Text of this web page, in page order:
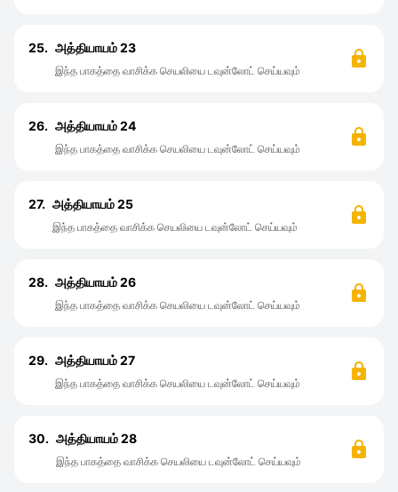
25. அத்தியாயம் 23
இந்த பாகத்தை வாசிக்க செயலியை டவுன்லோட் செய்யவும்
26. அத்தியாயம் 24
இந்த பாகத்தை வாசிக்க செயலியை டவுன்லோட் செய்யவும்
27. அத்தியாயம் 25
இந்த பாகத்தை வாசிக்க செயலியை டவுன்லோட் செய்யவும்
28. அத்தியாயம் 26
இந்த பாகத்தை வாசிக்க செயலியை டவுன்லோட் செய்யவும்
29. அத்தியாயம் 27
இந்த பாகத்தை வாசிக்க செயலியை டவுன்லோட் செய்யவும்
30. அத்தியாயம் 28
இந்த பாகத்தை வாசிக்க செயலியை டவுன்லோட் செய்யவும்